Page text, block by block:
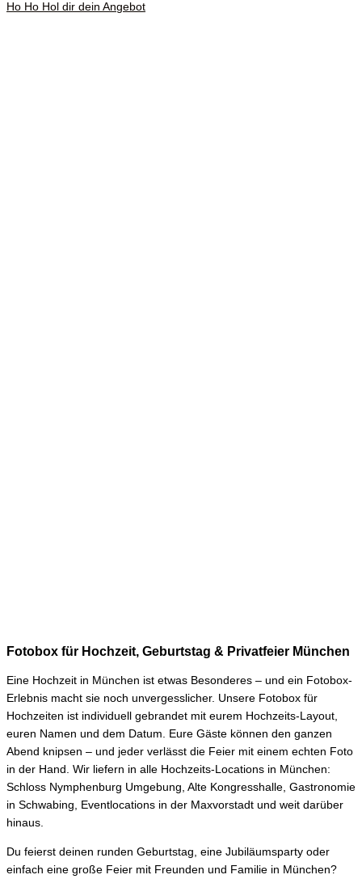
Ho Ho Hol dir dein Angebot
Fotobox für Hochzeit, Geburtstag & Privatfeier München
Eine Hochzeit in München ist etwas Besonderes – und ein Fotobox-
Erlebnis macht sie noch unvergesslicher. Unsere Fotobox für
Hochzeiten ist individuell gebrandet mit eurem Hochzeits-Layout,
euren Namen und dem Datum. Eure Gäste können den ganzen
Abend knipsen – und jeder verlässt die Feier mit einem echten Foto
in der Hand. Wir liefern in alle Hochzeits-Locations in München:
Schloss Nymphenburg Umgebung, Alte Kongresshalle, Gastronomie
in Schwabing, Eventlocations in der Maxvorstadt und weit darüber
hinaus.
Du feierst deinen runden Geburtstag, eine Jubiläumsparty oder
einfach eine große Feier mit Freunden und Familie in München?